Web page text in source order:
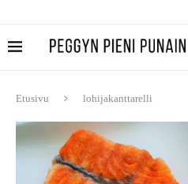
Etusivu lohijakanttarelli